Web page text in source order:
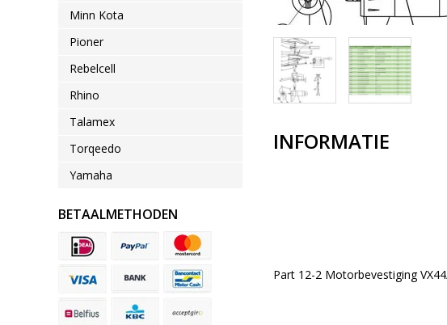
Minn Kota
Pioner
Rebelcell
Rhino
Talamex
Torqeedo
Yamaha
BETAALMETHODEN
INFORMATIE
Part 12-2 Motorbevestiging